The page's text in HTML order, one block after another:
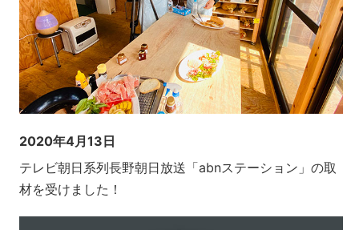
2020年4月13日
テレビ朝日系列長野朝日放送「abnステーション」の取
材を受けました！